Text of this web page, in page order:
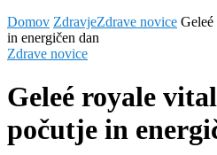
Domov ZdravjeZdrave novice
in energičen dan
Zdrave novice
Geleé royale
počutje in